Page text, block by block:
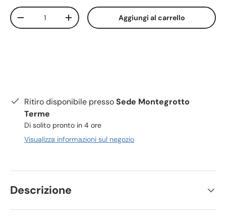
Q.tà
-
+ Aggiungi al carrello
Ritiro disponibile pressoSede Montegrotto
Terme
Di solito pronto in 4 ore
Visualizza informazioni sul negozio
Descrizione